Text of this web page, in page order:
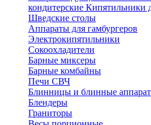
кондитерские Кипятильники
Шведские столы
Аппараты для гамбургеров
Электрокипятильники
Сокоохладители
Барные миксеры
Барные комбайны
Печи СВЧ
Блинницы и блинные
Блендеры
Граниторы